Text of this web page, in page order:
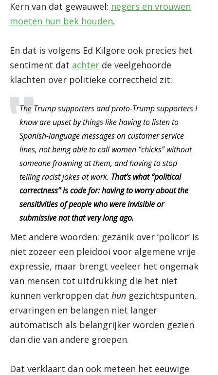
Kern van dat gewauwel: negers en vrouwen
moeten hun bek houden.
En dat is volgens Ed Kilgore ook precies het
sentiment dat achter de veelgehoorde
klachten over politieke correctheid zit:
The Trump supporters and proto-Trump supporters I
know are upset by things like having to listen to
Spanish-language messages on customer service
lines, not being able to call women “chicks” without
someone frowning at them, and having to stop
telling racist jokes at work. That’s what “political
correctness” is code for: having to worry about the
sensitivities of people who were invisible or
submissive not that very long ago.
Met andere woorden: gezanik over ‘policor’ is
niet zozeer een pleidooi voor algemene vrije
expressie, maar brengt veeleer het ongemak
van mensen tot uitdrukking die het niet
kunnen verkroppen dat hun gezichtspunten,
ervaringen en belangen niet langer
automatisch als belangrijker worden gezien
dan die van andere groepen.
Dat verklaart dan ook meteen het eeuwige